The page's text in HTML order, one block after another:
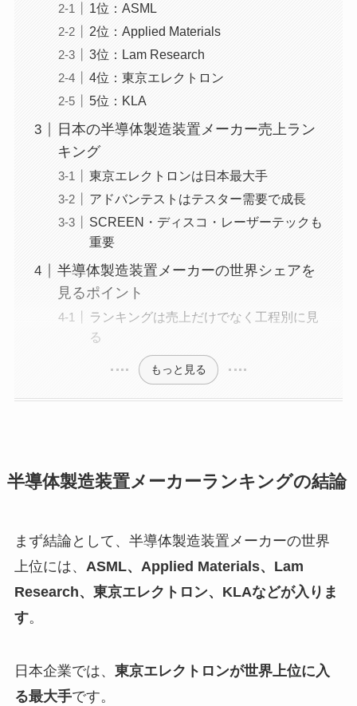
1位：ASML
2位：Applied Materials
3位：Lam Research
4位：東京エレクトロン
5位：KLA
日本の半導体製造装置メーカー売上ラン
キング
東京エレクトロンは日本最大手
アドバンテストはテスター需要で成長
SCREEN・ディスコ・レーザーテックも
重要
半導体製造装置メーカーの世界シェアを
見るポイント
ランキングは売上だけでなく工程別に見
る
もっと見る
半導体製造装置メーカーランキングの結論
まず結論として、半導体製造装置メーカーの世界
上位には、 ASML、Applied Materials、Lam
Research、東京エレクトロン、KLAなどが入りま
す。
日本企業では、 東京エレクトロンが世界上位に入
る最大手です。